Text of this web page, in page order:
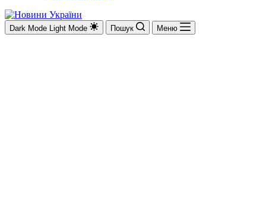
Dark Mode Light Mode Пошук Меню